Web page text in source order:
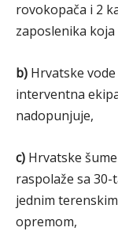
rovokopača i 2
zaposlenika
b) Hrvatske
interventna
nadopunjuje,
c) Hrvatske
raspolaže sa
jednim
opremom,